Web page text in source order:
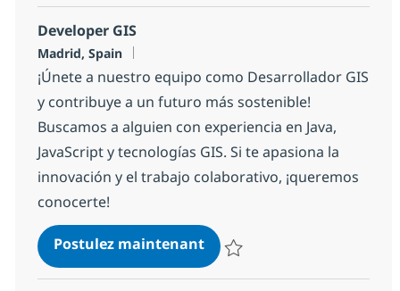
Developer GIS
Localisation
Madrid, Spain
¡Únete a nuestro equipo como Desarrollador GIS
y contribuye a un futuro más sostenible!
Buscamos a alguien con experiencia en Java,
JavaScript y tecnologías GIS. Si te apasiona la
innovación y el trabajo colaborativo, ¡queremos
conocerte!
Postulez maintenantDeveloper GIS